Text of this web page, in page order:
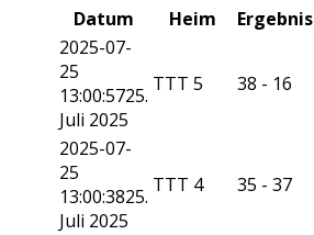
Datum Heim Ergebnis
2025-07-
25
13:00:5725.
Juli 2025
TTT 5 38 - 16
2025-07-
25
13:00:3825.
Juli 2025
TTT 4 35 - 37